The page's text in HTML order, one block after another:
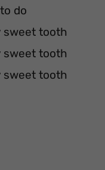
do
sweet tooth
sweet tooth
sweet tooth